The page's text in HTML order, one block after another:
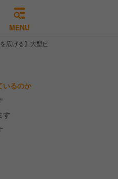
MENU
を広げる】大型ビュッフェレストランで店
いるのか
す